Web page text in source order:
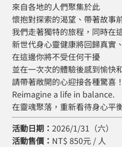
來自各地的人們聚集於此
懷抱對探索的渴望、帶著故事
我們走著獨特的旅程，同時在
新世代身心靈健康將回歸真實
在這邊你將不受任何干擾
並在一次次的體驗後感到愉快
請帶著敞開的心迎接各種驚喜！
Reimagine a life in balance.
在靈魂聚落，重新看待身心平
活動日期： 2026/1/31（六）
活動售價： NT$ 850元 / 人